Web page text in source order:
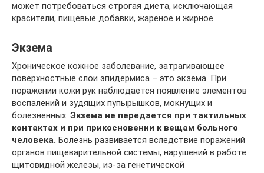
может потребоваться строгая диета, исключающая
красители, пищевые добавки, жареное и жирное.
Экзема
Хроническое кожное заболевание, затрагивающее
поверхностные слои эпидермиса – это экзема. При
поражении кожи рук наблюдается появление элементов
воспалений и зудящих пупырышков, мокнущих и
болезненных. Экзема не передается при тактильных
контактах и при прикосновении к вещам больного
человека. Болезнь развивается вследствие поражений
органов пищеварительной системы, нарушений в работе
щитовидной железы, из-за генетической